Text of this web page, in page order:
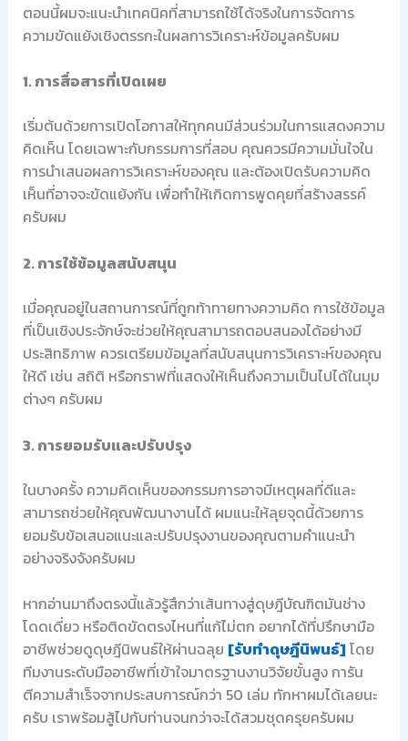
ตอนนี้ผมจะแนะนำเทคนิคที่สามารถใช้ได้จริงในการจัดการ
ความขัดแย้งเชิงตรรกะในผลการวิเคราะห์ข้อมูลครับผม
1. การสื่อสารที่เปิดเผย
เริ่มต้นด้วยการเปิดโอกาสให้ทุกคนมีส่วนร่วมในการแสดงความ
คิดเห็น โดยเฉพาะกับกรรมการที่สอบ คุณควรมีความมั่นใจใน
การนำเสนอผลการวิเคราะห์ของคุณ และต้องเปิดรับความคิด
เห็นที่อาจจะขัดแย้งกัน เพื่อทำให้เกิดการพูดคุยที่สร้างสรรค์
ครับผม
2. การใช้ข้อมูลสนับสนุน
เมื่อคุณอยู่ในสถานการณ์ที่ถูกท้าทายทางความคิด การใช้ข้อมูล
ที่เป็นเชิงประจักษ์จะช่วยให้คุณสามารถตอบสนองได้อย่างมี
ประสิทธิภาพ ควรเตรียมข้อมูลที่สนับสนุนการวิเคราะห์ของคุณ
ให้ดี เช่น สถิติ หรือกราฟที่แสดงให้เห็นถึงความเป็นไปได้ในมุม
ต่างๆ ครับผม
3. การยอมรับและปรับปรุง
ในบางครั้ง ความคิดเห็นของกรรมการอาจมีเหตุผลที่ดีและ
สามารถช่วยให้คุณพัฒนางานได้ ผมแนะให้ลุยจุดนี้ด้วยการ
ยอมรับข้อเสนอแนะและปรับปรุงงานของคุณตามคำแนะนำ
อย่างจริงจังครับผม
หากอ่านมาถึงตรงนี้แล้วรู้สึกว่าเส้นทางสู่ดุษฎีบัณฑิตมันช่าง
โดดเดี่ยว หรือติดขัดตรงไหนที่แก้ไม่ตก อยากได้ที่ปรึกษามือ
อาชีพช่วยดูดุษฎีนิพนธ์ให้ผ่านฉลุย [รับทำดุษฎีนิพนธ์] โดย
ทีมงานระดับมืออาชีพที่เข้าใจมาตรฐานงานวิจัยขั้นสูง การัน
ตีความสำเร็จจากประสบการณ์กว่า 50 เล่ม ทักหาผมได้เลยนะ
ครับ เราพร้อมสู้ไปกับท่านจนกว่าจะได้สวมชุดครุยครับผม